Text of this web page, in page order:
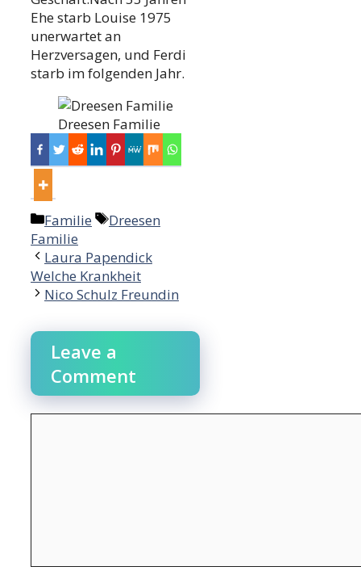
Ehe starb Louise 1975
unerwartet an
Herzversagen, und Ferdi
starb im folgenden Jahr.
Dreesen Familie
Categories
Familie Tags
Dreesen
Familie
Post
navigation
Laura Papendick
Welche Krankheit
Nico Schulz Freundin
Leave a
Comment